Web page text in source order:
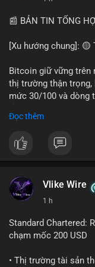
• Khuyến nghị: Cẩn
chưa thoát khỏi vùng
📰 BẢN TIN TỔNG
[Xu hướng chung]:
Bitcoin giữ vững trên
thị trường thận trọng,
mức 30/100 và dòng
tăng gần 3% khi
địa chính trị. Hoạt
lớn khác. Đáng chú ý,
triệu USD thanh lý
- DeFi & Công nghệ:
sẽ bùng nổ lên 4
hoàn tất thương vụ
Đọc thêm
Vlike Wire
1 h
Standard Chartered:
chạm mốc 200 USD
• Thị trường tài sản